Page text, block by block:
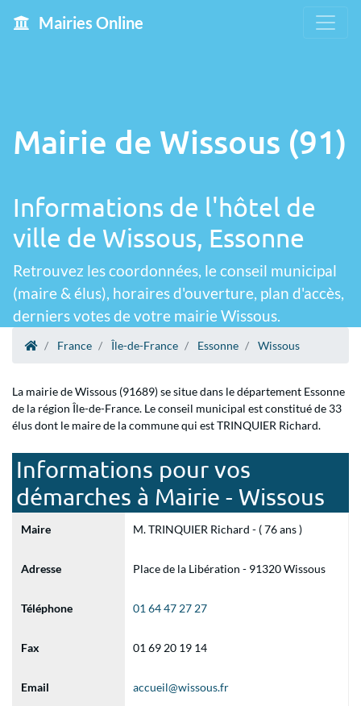
Mairies Online
Mairie de Wissous (91)
Informations de l'hôtel de
ville de Wissous, Essonne
Retrouvez les coordonnées, le conseil municipal
(maire & élus), horaires d'ouverture, plan d'accès,
derniers votes de votre mairie Wissous.
France Île-de-France Essonne Wissous
La mairie de Wissous (91689) se situe dans le département Essonne
de la région Île-de-France. Le conseil municipal est constitué de 33
élus dont le maire de la commune qui est TRINQUIER Richard.
Informations pour vos
démarches à Mairie - Wissous
Maire M. TRINQUIER Richard - ( 76 ans )
Adresse Place de la Libération - 91320 Wissous
Téléphone 01 64 47 27 27
Fax 01 69 20 19 14
Email accueil@wissous.fr